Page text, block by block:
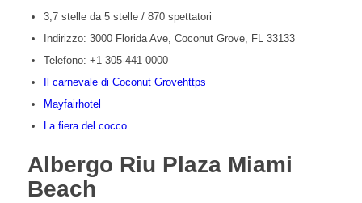
3,7 stelle da 5 stelle / 870 spettatori
Indirizzo: 3000 Florida Ave, Coconut Grove, FL 33133
Telefono: +1 305-441-0000
Il carnevale di Coconut Grovehttps
Mayfairhotel
La fiera del cocco
Albergo Riu Plaza Miami
Beach